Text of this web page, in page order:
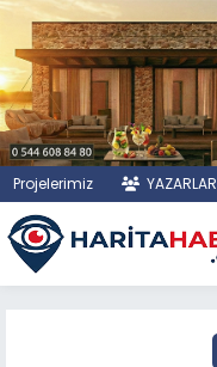
Projelerimiz YAZARLAR